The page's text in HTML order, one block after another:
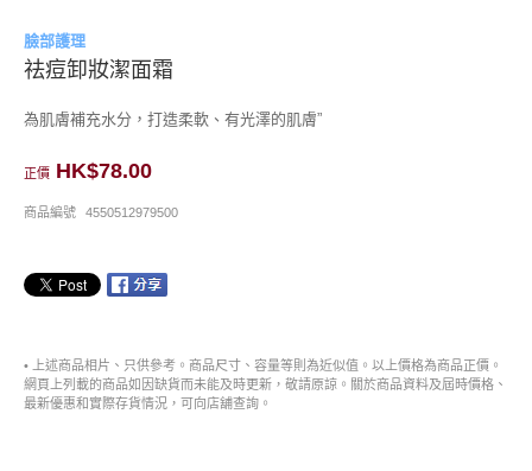
臉部護理
祛痘卸妝潔面霜
為肌膚補充水分，打造柔軟、有光澤的肌膚”
正價 HK$78.00
商品編號 4550512979500
• 上述商品相片、只供參考。商品尺寸、容量等則為近似值。以上價格為商品正價。
網頁上列載的商品如因缺貨而未能及時更新，敬請原諒。關於商品資料及屆時價格、
最新優惠和實際存貨情況，可向店舖查詢。